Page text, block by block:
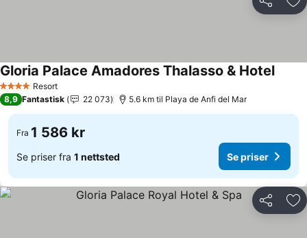
Del
4 StjernerResort
Gloria Palace Amadores Thalasso & Hotel
8,9 Fantastisk 22 073 5.6 km til Playa de Anfi del Mar
Fra 1 586 kr
Se priser fra 1 nettsted Se priser
Del